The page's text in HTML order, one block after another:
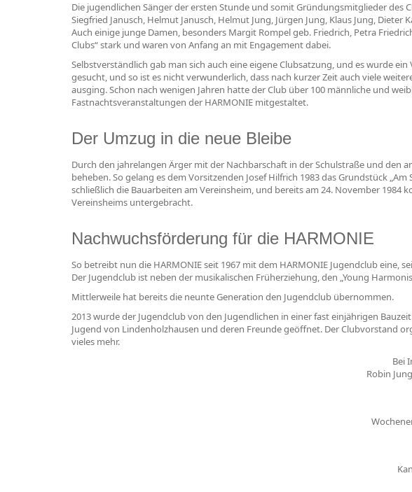
Die jugendlichen Sänger der ersten Stunde und somit Gründungsmitglieder des
Siegfried Janusch, Helmut Janusch, Helmut Jung, Jürgen Jung, Klaus Jung,
Auch einige junge Damen, besonders Margit Rompel geb. Friedrich, Petra
Clubs“ stark und waren von Anfang an mit Engagement dabei.
Selbstverständlich gab man sich auch eine eigene Clubsatzung, und es wurde
gesucht, und so ist es nicht verwunderlich, dass nach kurzer Zeit auch viele
ausging. Schon nach wenigen Jahren hatte der Club über 100 männliche und
Fastnachtsveranstaltungen der HARMONIE mitgestaltet.
Der Umzug in die neue Bleibe
Durch den jahrelangen Ärger mit der Nachbarschaft in der Schulstraße und den
beheben. So gelang es dem Vorsitzenden Josef Hilfrich 1983 das Grundstück
schließlich die Bauarbeiten am Vereinsheim, und bereits am 24. November 1984
Vereinsheims untergebracht.
Nachwuchsförderung für die HARMONIE
So betreibt nun die HARMONIE seit 1967 mit dem HARMONIE Jugendclub
Der Jugendclub ist neben der musikalischen Früherziehung, den „Young
Mittlerweile hat bereits die neunte Generation den Jugendclub übernommen.
2013 wurde der Jugendclub von den Jugendlichen in einer fast einjährigen
Jugend von Lindenholzhausen und deren Freunde geöffnet. Der Clubvorstand
vieles mehr.
Bei
Robin